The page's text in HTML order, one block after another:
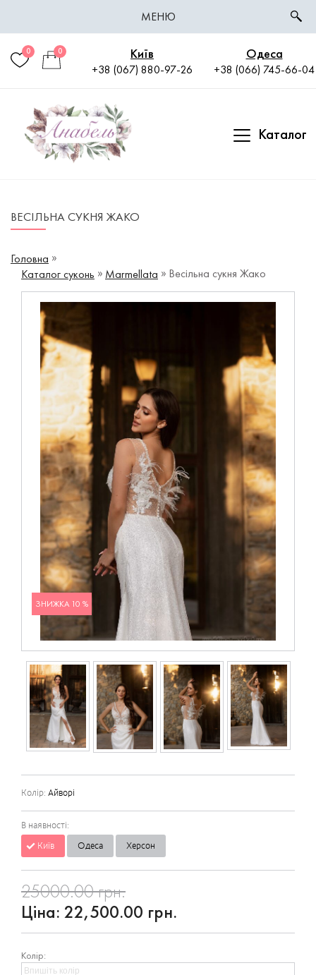
МЕНЮ
Київ
+38 (067) 880-97-26
Одеса
+38 (066) 745-66-04
0 0
Каталог
ВЕСІЛЬНА СУКНЯ ЖАКО
Головна
Каталог суконь
Marmellata Весільна сукня Жако
ЗНИЖКА 10 %
Колір: Айворі
В наявності:
Київ
Одеса Херсон
25000.00 грн.
Ціна: 22,500.00 грн.
Колір: